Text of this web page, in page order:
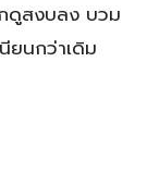
ดูสงบลง บวม
ยนกว่าเดิม